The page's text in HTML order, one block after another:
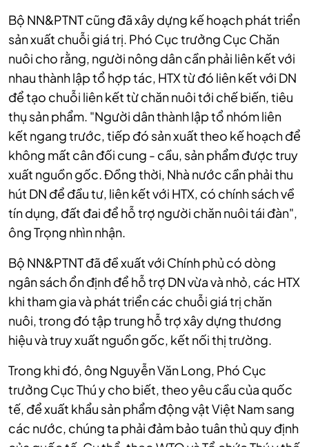
Bộ NN&PTNT cũng đã xây dựng kế hoạch phát triển
sản xuất chuỗi giá trị. Phó Cục trưởng Cục Chăn
nuôi cho rằng, người nông dân cần phải liên kết với
nhau thành lập tổ hợp tác, HTX từ đó liên kết với DN
để tạo chuỗi liên kết từ chăn nuôi tới chế biến, tiêu
thụ sản phẩm. "Người dân thành lập tổ nhóm liên
kết ngang trước, tiếp đó sản xuất theo kế hoạch để
không mất cân đối cung - cầu, sản phẩm được truy
xuất nguồn gốc. Đồng thời, Nhà nước cần phải thu
hút DN để đầu tư, liên kết với HTX, có chính sách về
tín dụng, đất đai để hỗ trợ người chăn nuôi tái đàn",
ông Trọng nhìn nhận.
Bộ NN&PTNT đã đề xuất với Chính phủ có dòng
ngân sách ổn định để hỗ trợ DN vừa và nhỏ, các HTX
khi tham gia và phát triển các chuỗi giá trị chăn
nuôi, trong đó tập trung hỗ trợ xây dựng thương
hiệu và truy xuất nguồn gốc, kết nối thị trường.
Trong khi đó, ông Nguyễn Văn Long, Phó Cục
trưởng Cục Thú y cho biết, theo yêu cầu của quốc
tế, để xuất khẩu sản phẩm động vật Việt Nam sang
các nước, chúng ta phải đảm bảo tuân thủ quy định